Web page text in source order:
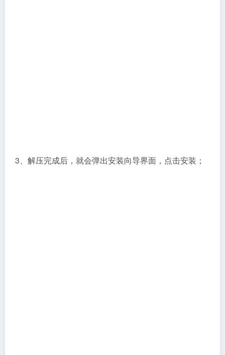
3、解压完成后，就会弹出安装向导界面，点击安装；